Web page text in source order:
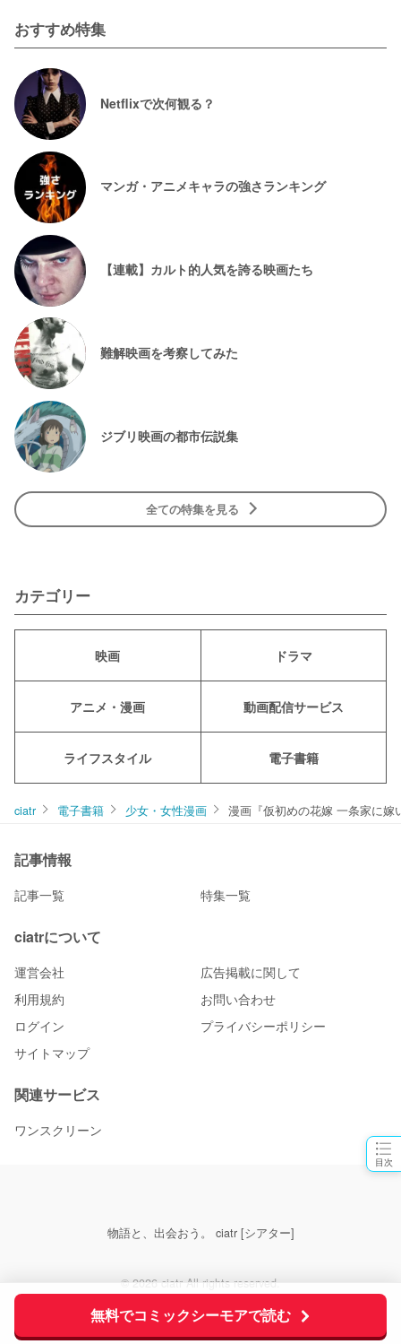
目次
無料でコミックシーモアで読む
おすすめ特集
Netflixで次何観る？
マンガ・アニメキャラの強さランキング
【連載】カルト的人気を誇る映画たち
難解映画を考察してみた
ジブリ映画の都市伝説集
全ての特集を見る
カテゴリー
映画 ドラマ
アニメ・漫画 動画配信サービス
ライフスタイル 電子書籍
ciatr 電子書籍 少女・女性漫画 漫画『仮初めの花嫁 一条家に嫁
記事情報
記事一覧 特集一覧
ciatrについて
運営会社
広告掲載に関して
利用規約
お問い合わせ
ログイン
プライバシーポリシー
サイトマップ
関連サービス
ワンスクリーン
物語と、出会おう。 ciatr [シアター]
© 2026 ciatr All rights reserved.